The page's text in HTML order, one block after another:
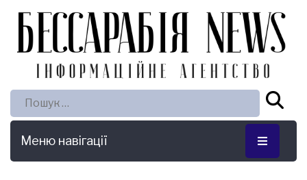
Пошук:
Меню навігації